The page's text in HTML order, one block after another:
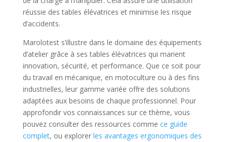
réussie des tables élévatrices et minimise les risque
d’accidents.
Marolotest s’illustre dans le domaine des équipements
d’atelier grâce à ses tables élévatrices qui marient
innovation, sécurité, et performance. Que ce soit pour
du travail en mécanique, en motoculture ou à des fins
industrielles, leur gamme variée offre des solutions
adaptées aux besoins de chaque professionnel. Pour
approfondir vos connaissances sur ce thème, vous
pouvez consulter des ressources comme ce guide
complet, ou explorer les avantages ergonomiques des